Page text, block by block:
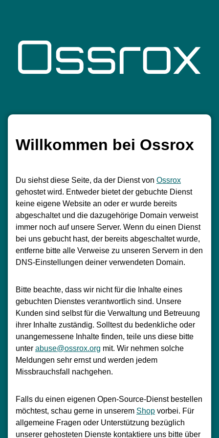
Willkommen bei Ossrox
Du siehst diese Seite, da der Dienst von Ossrox
gehostet wird. Entweder bietet der gebuchte Dienst
keine eigene Website an oder er wurde bereits
abgeschaltet und die dazugehörige Domain verweist
immer noch auf unsere Server. Wenn du einen Dienst
bei uns gebucht hast, der bereits abgeschaltet wurde,
entferne bitte alle Verweise zu unseren Servern in den
DNS-Einstellungen deiner verwendeten Domain.
Bitte beachte, dass wir nicht für die Inhalte eines
gebuchten Dienstes verantwortlich sind. Unsere
Kunden sind selbst für die Verwaltung und Betreuung
ihrer Inhalte zuständig. Solltest du bedenkliche oder
unangemessene Inhalte finden, teile uns diese bitte
unter abuse@ossrox.org mit. Wir nehmen solche
Meldungen sehr ernst und werden jedem
Missbrauchsfall nachgehen.
Falls du einen eigenen Open-Source-Dienst bestellen
möchtest, schau gerne in unserem Shop vorbei. Für
allgemeine Fragen oder Unterstützung bezüglich
unserer gehosteten Dienste kontaktiere uns bitte über